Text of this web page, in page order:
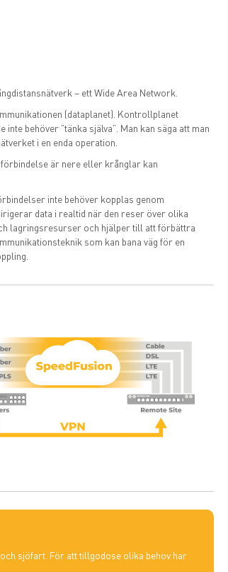
– ett Wide Area Network.
(dataplanet). Kontrollplanet
behöver ”tänka själva”. Man kan säga att man
i en enda operation.
är nere eller krånglar kan
inte behöver kopplas genom
data i realtid när den reser över olika
lagringsresurser och hjälper till att förbättra
som kan bana väg för en
sjöfart. För att tillgodose olika behov har